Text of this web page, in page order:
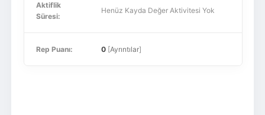
Aktiflik
Süresi:
Henüz Kayda Değer Aktivitesi Yok
Rep Puanı: 0[Ayrıntılar]